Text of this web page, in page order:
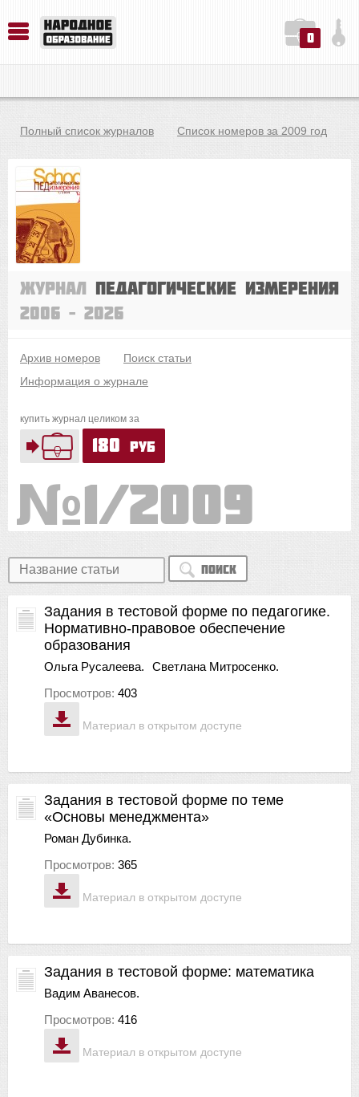
0
Полный список журналов Список номеров за 2009 год
Журнал Педагогические измерения
2006 – 2026
Архив номеров
Поиск статьи
Информация о журнале
купить журнал целиком за
180 руб
1/2009
Поиск
Материал в открытом доступе
Задания в тестовой форме по педагогике.
Нормативно-правовое обеспечение
образования
Ольга Русалеева.
Светлана Митросенко.
Просмотров: 403
Материал в открытом доступе
Задания в тестовой форме по теме
«Основы менеджмента»
Роман Дубинка.
Просмотров: 365
Материал в открытом доступе
Задания в тестовой форме: математика
Вадим Аванесов.
Просмотров: 416